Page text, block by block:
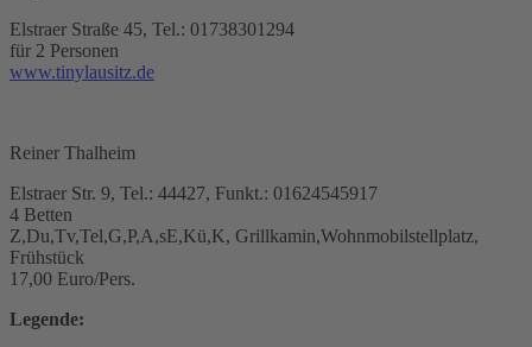
Elstraer Straße 45, Tel.: 01738301294
für 2 Personen
www.tinylausitz.de
Reiner Thalheim
Elstraer Str. 9, Tel.: 44427, Funkt.: 01624545917
4 Betten
Z,Du,Tv,Tel,G,P,A,sE,Kü,K, Grillkamin,Wohnmobilstellplatz,
Frühstück
17,00 Euro/Pers.
Legende: